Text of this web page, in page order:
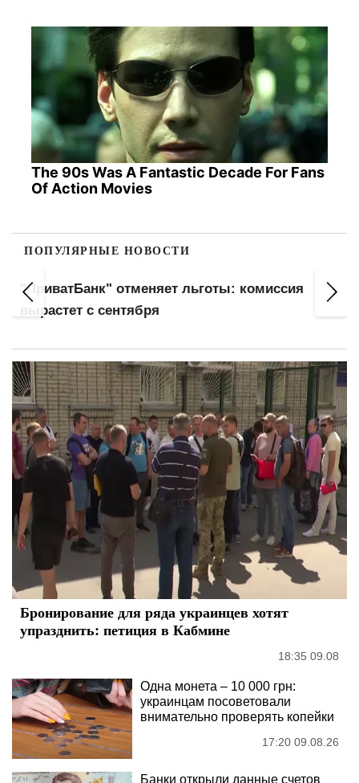
The 90s Was A Fantastic Decade For Fans
Of Action Movies
ПОПУЛЯРНЫЕ НОВОСТИ
"ПриватБанк" отменяет льготы: комиссия
вырастет с сентября
Бронирование для ряда украинцев хотят
упразднить: петиция в Кабмине
18:35 09.08
Одна монета – 10 000 грн:
украинцам посоветовали
внимательно проверять копейки
17:20 09.08.26
Банки открыли данные счетов